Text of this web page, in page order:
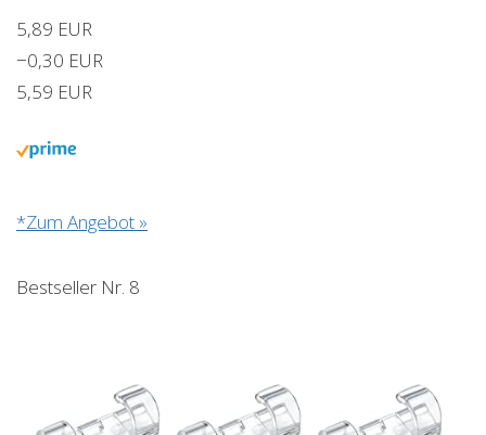
5,89 EUR
−0,30 EUR
5,59 EUR
*Zum Angebot »
Bestseller Nr. 8